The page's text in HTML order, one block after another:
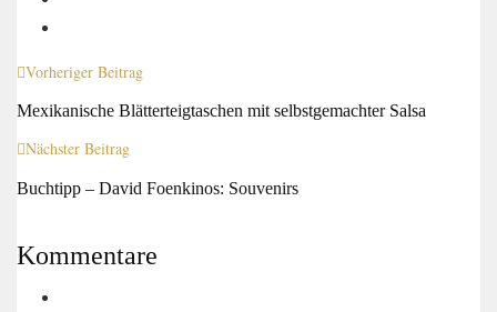
Vorheriger Beitrag
Mexikanische Blätterteigtaschen mit selbstgemachter Salsa
Nächster Beitrag
Buchtipp – David Foenkinos: Souvenirs
Kommentare